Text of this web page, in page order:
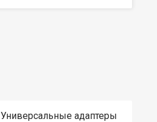
Универсальные адаптеры